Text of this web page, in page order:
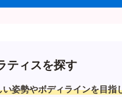
ティスを探す
い姿勢やボディラインを目指